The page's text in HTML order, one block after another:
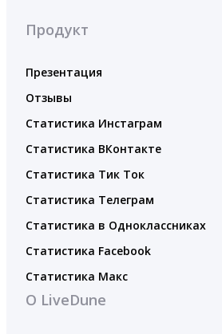
Продукт
Презентация
Отзывы
Статистика Инстаграм
Статистика ВКонтакте
Статистика Тик Ток
Статистика Телеграм
Статистика в Одноклассниках
Статистика Facebook
Статистика Макс
О LiveDune